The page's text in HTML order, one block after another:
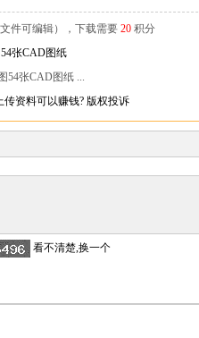
件可编辑），下载需要 20 积分
54张CAD图纸 ...
传资料可以赚钱? 版权投诉
看不清楚,换一个